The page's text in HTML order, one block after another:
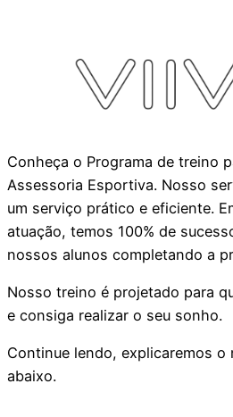
Conheça o Programa de treino
Assessoria Esportiva. Nosso
um serviço prático e eficiente.
atuação, temos 100% de
nossos alunos completando a
Nosso treino é projetado para
e consiga realizar o seu sonho.
Continue lendo, explicaremos o
abaixo.